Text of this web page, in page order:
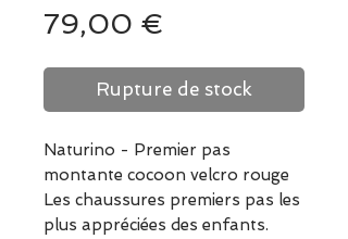
79,00 €
Rupture de stock
Naturino - Premier pas
montante cocoon velcro rouge
Les chaussures premiers pas les
plus appréciées des enfants.